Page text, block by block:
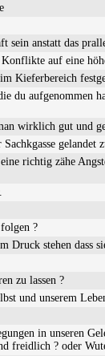
anstatt das
auf eine
Kieferbereich
du aufgenommen
wirklich gut und
gelandet
richtig zähe
?
Druck stehen dass
zu lassen ?
und unserem
in unseren
freidlich ? oder